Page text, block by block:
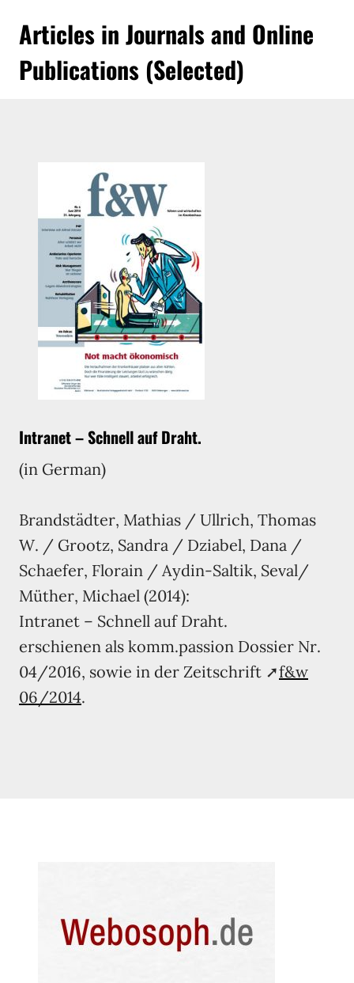
Articles in Journals and Online
Publications (Selected)
Intranet – Schnell auf Draht.
(in German)
Brandstädter, Mathias / Ullrich, Thomas
W. / Grootz, Sandra / Dziabel, Dana /
Schaefer, Florain / Aydin-Saltik, Seval/
Müther, Michael (2014):
Intranet – Schnell auf Draht.
erschienen als komm.passion Dossier Nr.
04/2016, sowie in der Zeitschrift ➚f&w
06/2014.